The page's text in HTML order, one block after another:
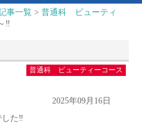
事一覧 >普通科 ビューティ
‼
普通科 ビューティーコース
2025年09月16日
た‼